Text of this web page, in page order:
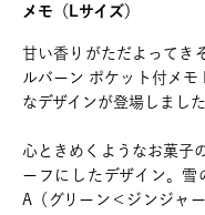
メモ（Lサイズ）
甘い香りがただよってき
ルバーン ポケット付メモ
なデザインが登場しました
心ときめくようなお菓子
ーフにしたデザイン。
A（グリーン＜ジンジャ